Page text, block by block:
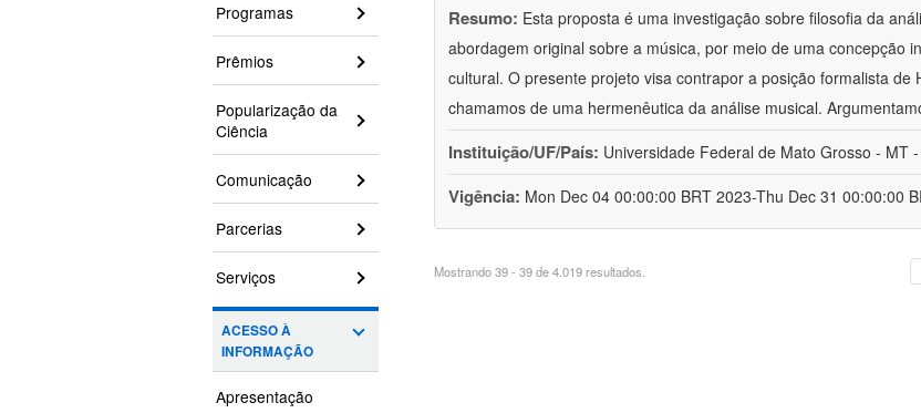
Programas
Prêmios
Popularização da
Ciência
Comunicação
Parcerias
Serviços
ACESSO À
INFORMAÇÃO
Apresentação
Resumo: Esta proposta é uma investigação sobre filosofia da
abordagem original sobre a música, por meio de uma concepção
cultural. O presente projeto visa contrapor a posição formalista
chamamos de uma hermenêutica da análise musical.
Instituição/UF/País: Universidade Federal de Mato Grosso - MT
Vigência: Mon Dec 04 00:00:00 BRT 2023-Thu Dec 31 00:00:00
Mostrando 39 - 39 de 4.019 resultados.